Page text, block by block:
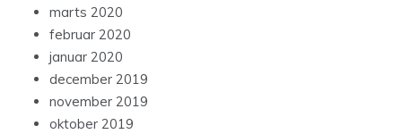
marts 2020
februar 2020
januar 2020
december 2019
november 2019
oktober 2019